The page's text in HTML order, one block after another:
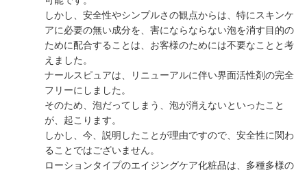
しかし、安全性やシンプルさの観点からは、特にスキンケ
アに必要の無い成分を、害にならならない泡を消す目的の
ために配合することは、お客様のためには不要なことと考
えました。
ナールスピュアは、リニューアルに伴い界面活性剤の完全
フリーにしました。
そのため、泡だってしまう、泡が消えないといったこと
が、起こります。
しかし、今、説明したことが理由ですので、安全性に関わ
ることではございません。
ローションタイプのエイジングケア化粧品は、多種多様の